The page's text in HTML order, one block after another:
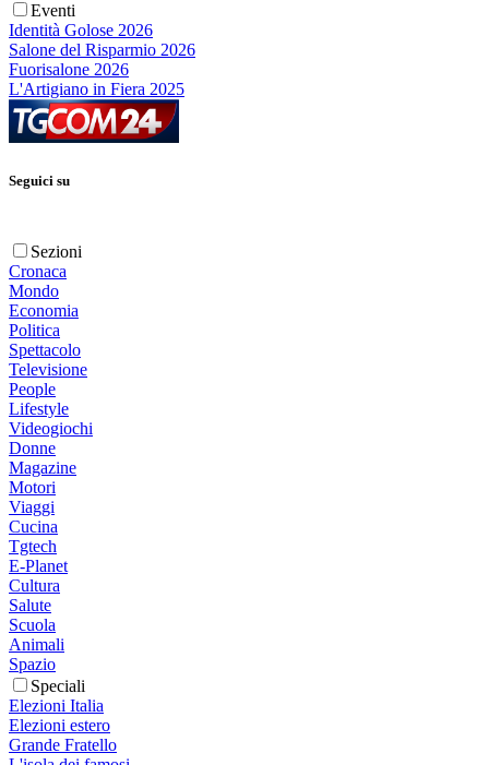
Eventi
Identità Golose 2026
Salone del Risparmio 2026
Fuorisalone 2026
L'Artigiano in Fiera 2025
Seguici su
Sezioni
Cronaca
Mondo
Economia
Politica
Spettacolo
Televisione
People
Lifestyle
Videogiochi
Donne
Magazine
Motori
Viaggi
Cucina
Tgtech
E-Planet
Cultura
Salute
Scuola
Animali
Spazio
Speciali
Elezioni Italia
Elezioni estero
Grande Fratello